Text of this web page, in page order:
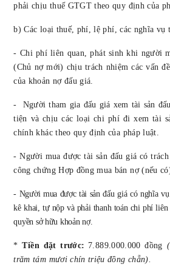
phải chịu thuế GTGT theo quy định của
b) Các loại thuế, phí, lệ phí, các nghĩa vụ
- Chi phí liên quan, phát sinh khi người
(Chủ nợ mới) chịu trách nhiệm các vấn
của khoản nợ đấu giá.
- Người tham gia đấu giá xem tài sản
tiện và chịu các loại chi phí đi xem tài
chính khác theo quy định của pháp luật.
- Người mua được tài sản đấu giá có
công chứng Hợp đồng mua bán nợ (nếu
- Người mua được tài sản đấu giá có nghĩa
kê khai, tự nộp và phải thanh toán chi phí liên
quyền sở hữu khoản nợ.
*Tiền đặt trước: 7.889.000.000 đồng
trăm tám mươi chín triệu đồng chẵn).